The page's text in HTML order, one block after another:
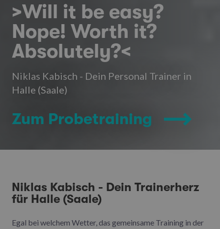
>Will it be easy?
Nope! Worth it?
Absolutely?<
Niklas Kabisch - Dein Personal Trainer in
Halle (Saale)
Zum Probetraining
Niklas Kabisch - Dein Trainerherz
für Halle (Saale)
Egal bei welchem Wetter, das gemeinsame Training in der